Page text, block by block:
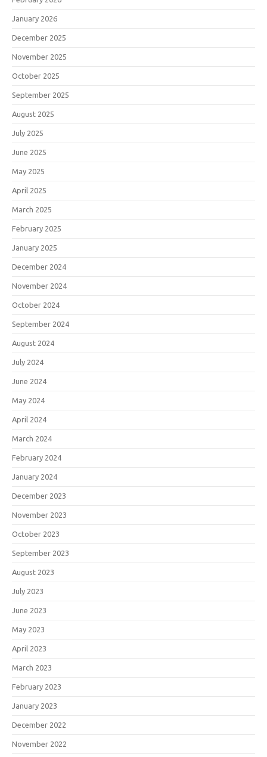
January 2026
December 2025
November 2025
October 2025
September 2025
August 2025
July 2025
June 2025
May 2025
April 2025
March 2025
February 2025
January 2025
December 2024
November 2024
October 2024
September 2024
August 2024
July 2024
June 2024
May 2024
April 2024
March 2024
February 2024
January 2024
December 2023
November 2023
October 2023
September 2023
August 2023
July 2023
June 2023
May 2023
April 2023
March 2023
February 2023
January 2023
December 2022
November 2022